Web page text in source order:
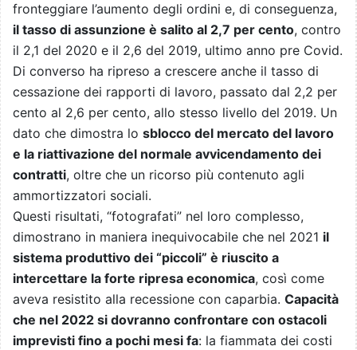
fronteggiare l’aumento degli ordini e, di conseguenza,
il tasso di assunzione è salito al 2,7 per cento, contro
il 2,1 del 2020 e il 2,6 del 2019, ultimo anno pre Covid.
Di converso ha ripreso a crescere anche il tasso di
cessazione dei rapporti di lavoro, passato dal 2,2 per
cento al 2,6 per cento, allo stesso livello del 2019. Un
dato che dimostra lo sblocco del mercato del lavoro
e la riattivazione del normale avvicendamento dei
contratti, oltre che un ricorso più contenuto agli
ammortizzatori sociali.
Questi risultati, “fotografati” nel loro complesso,
dimostrano in maniera inequivocabile che nel 2021 il
sistema produttivo dei “piccoli” è riuscito a
intercettare la forte ripresa economica, così come
aveva resistito alla recessione con caparbia. Capacità
che nel 2022 si dovranno confrontare con ostacoli
imprevisti fino a pochi mesi fa: la fiammata dei costi